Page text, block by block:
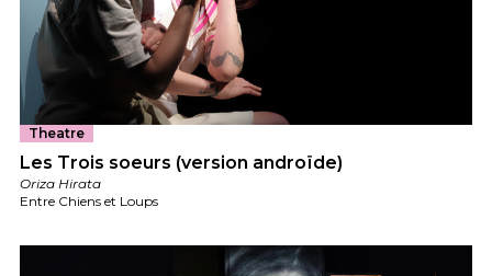
Theatre
Les Trois soeurs (version androïde)
Oriza Hirata
Entre Chiens et Loups